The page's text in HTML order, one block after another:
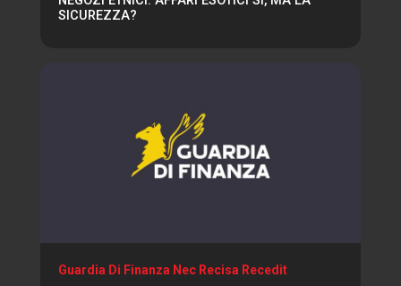
SICUREZZA?
Guardia Di Finanza Nec Recisa Recedit